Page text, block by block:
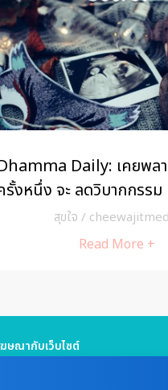
Daily: เคยพล
รั้งหนึ่ง จะ ลดวิบากกรรม
คะ
สุขใจ /
Read More +
ษณากับเว็บไซต์